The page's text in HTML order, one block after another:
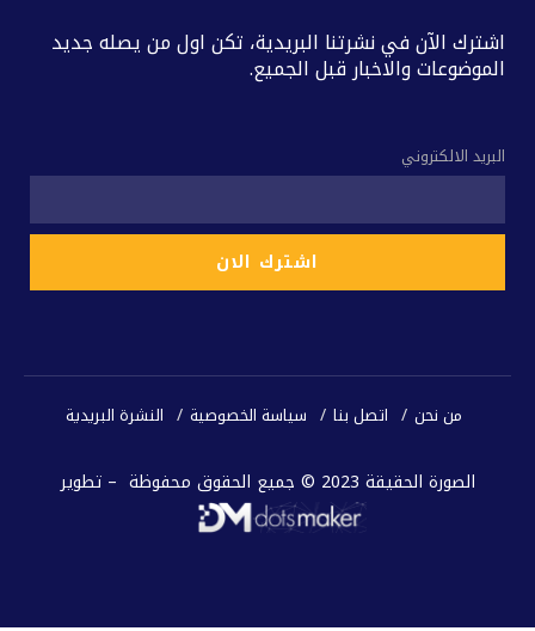
اشترك الآن في نشرتنا البريدية، تكن اول من يصله جديد
الموضوعات والاخبار قبل الجميع.
البريد الالكتروني
من نحن اتصل بنا سياسة الخصوصية النشرة البريدية
الصورة الحقيقة 2023 © جميع الحقوق محفوظة – تطوير